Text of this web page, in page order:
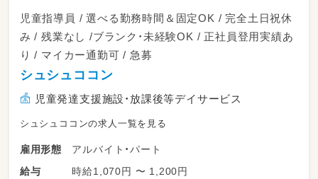
児童指導員 / 選べる勤務時間＆固定OK / 完全土日祝休
み / 残業なし /ブランク・未経験OK / 正社員登用実績あ
り / マイカー通勤可 / 急募
シュシュココン
児童発達支援施設・放課後等デイサービス
シュシュココンの求人一覧を見る
雇用形態
アルバイト・パート
給与
時給1,070円 〜 1,200円